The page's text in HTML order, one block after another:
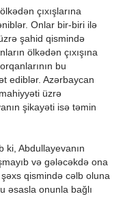
çıxışlarına
Onlar bir-biri ilə
şahid qismində
ölkədən çıxışına
bu
ediblər. Azərbaycan
üzrə
şikayəti isə təmin
ki, Abdullayevanın
və gələcəkdə ona
qismində cəlb oluna
əsasla onunla bağlı